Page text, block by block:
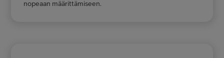
nopeaan määrittämiseen.